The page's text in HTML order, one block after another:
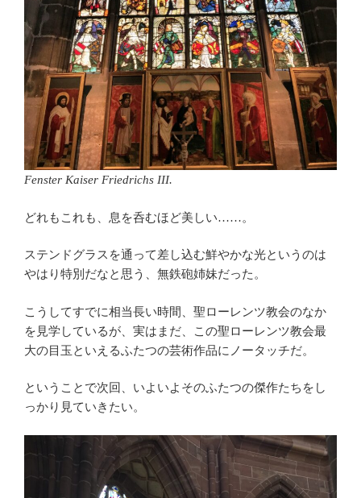
Fenster Kaiser Friedrichs III.
どれもこれも、息を呑むほど美しい……。
ステンドグラスを通って差し込む鮮やかな光というのは
やはり特別だなと思う、無鉄砲姉妹だった。
こうしてすでに相当長い時間、聖ローレンツ教会のなか
を見学しているが、実はまだ、この聖ローレンツ教会最
大の目玉といえるふたつの芸術作品にノータッチだ。
ということで次回、いよいよそのふたつの傑作たちをし
っかり見ていきたい。